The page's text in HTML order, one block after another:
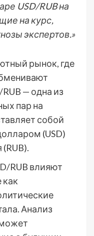
USD/RUB на
на курс,
экспертов.»
рынок, где
— одна из
пар на
собой
(USD)
RUB влияют
как
Анализ